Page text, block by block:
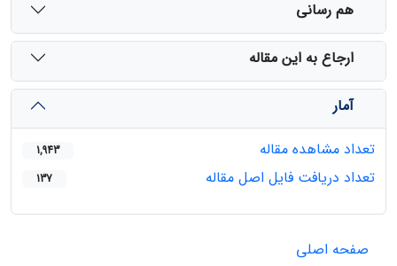
هم رسانی
ارجاع به این مقاله
آمار
تعداد مشاهده مقاله
1,943
تعداد دریافت فایل اصل مقاله 137
صفحه اصلی